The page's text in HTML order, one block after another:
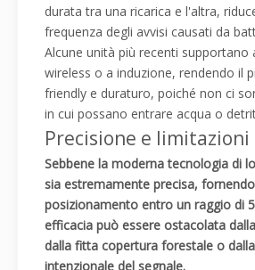
durata tra una ricarica e l'altra,
frequenza degli avvisi causati da
Alcune unità più recenti supportano
wireless o a induzione, rendendo il
friendly e duraturo, poiché non ci
in cui possano entrare acqua o
Precisione e limitazioni
Sebbene la moderna tecnologia di
sia estremamente precisa,
posizionamento entro un raggio di
efficacia può essere ostacolata
dalla fitta copertura forestale o
intenzionale del segnale.